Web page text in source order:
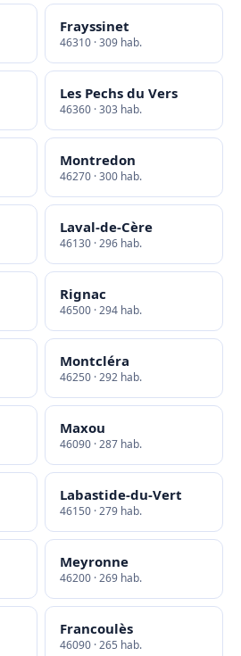
Frayssinet
46310 · 309 hab.
Les Pechs du Vers
46360 · 303 hab.
Montredon
46270 · 300 hab.
Laval-de-Cère
46130 · 296 hab.
Rignac
46500 · 294 hab.
Montcléra
46250 · 292 hab.
Maxou
46090 · 287 hab.
Labastide-du-Vert
46150 · 279 hab.
Meyronne
46200 · 269 hab.
Francoulès
46090 · 265 hab.